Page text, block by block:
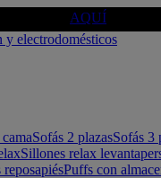
AQUÍ
Sofás 2 plazasSofás 3
Sillones relax
reposapiésPuffs con